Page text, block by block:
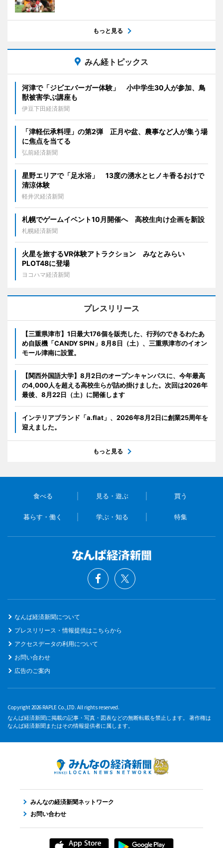
もっと見る
みん経トピックス
河津で「ジビエバーガー体験」 小中学生30人が参加、鳥
獣被害学ぶ講座も
伊豆下田経済新聞
「津軽伝承料理」の第2弾 正月や盆、農事など人が集う場
に焦点を当てる
弘前経済新聞
星野エリアで「足水浴」 13度の湧水とヒノキ香るおけで
清涼体験
軽井沢経済新聞
札幌でゲームイベント10月開催へ 高校生向け企画を新設
札幌経済新聞
火星を旅するVR体験アトラクション みなとみらい
PLOT48に登場
ヨコハマ経済新聞
プレスリリース
【三重県津市】1日最大176個を販売した、行列のできるわたあ
め自販機「CANDY SPIN」8月8日（土）、三重県津市のイオン
モール津南に設置。
【関西外国語大学】8月2日のオープンキャンパスに、今年最高
の4,000人を超える高校生らが詰め掛けました。次回は2026年
最後、8月22日（土）に開催します
インテリアブランド「a.flat」、2026年8月2日に創業25周年を
迎えました。
もっと見る
食べる 見る・遊ぶ 買う
暮らす・働く 学ぶ・知る 特集
なんば経済新聞について
プレスリリース・情報提供はこちらから
アクセスデータの利用について
お問い合わせ
広告のご案内
Copyright 2026 RAPLE Co.,LTD. All rights reserved.
なんば経済新聞に掲載の記事・写真・図表などの無断転載を禁止します。 著作権は
なんば経済新聞またはその情報提供者に属します。
みんなの経済新聞ネットワーク
お問い合わせ